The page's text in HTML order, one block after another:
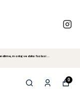
montaj ve daha fazlasi...
0